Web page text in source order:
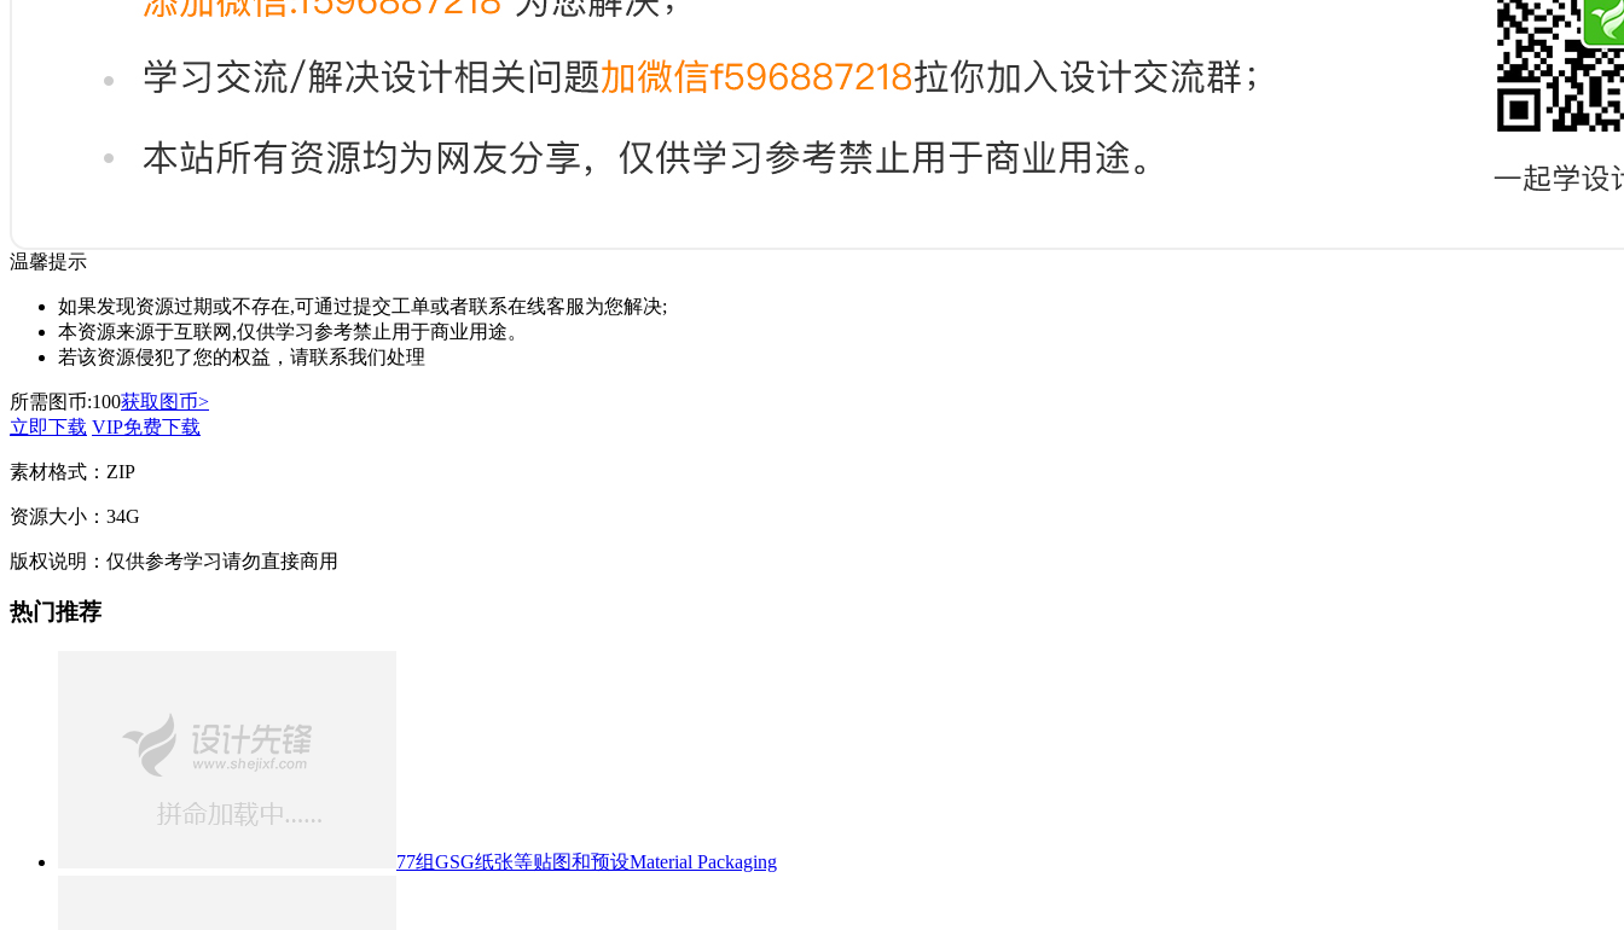
温馨提示
如果发现资源过期或不存在,可通过提交工单或者联系在线客服为您解决;
本资源来源于互联网,仅供学习参考禁止用于商业用途。
若该资源侵犯了您的权益，请联系我们处理
所需图币:100获取图币>
立即下载 VIP免费下载
素材格式： ZIP
资源大小： 34G
版权说明： 仅供参考学习请勿直接商用
热门推荐
77组GSG纸张等贴图和预设Material Packaging